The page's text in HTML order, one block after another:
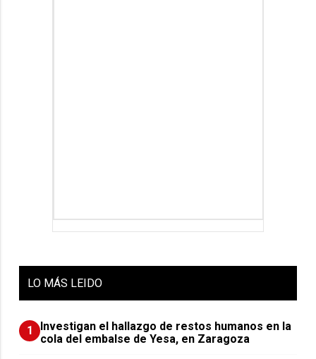
LO MÁS LEIDO
1
Investigan el hallazgo de restos humanos en la
cola del embalse de Yesa, en Zaragoza